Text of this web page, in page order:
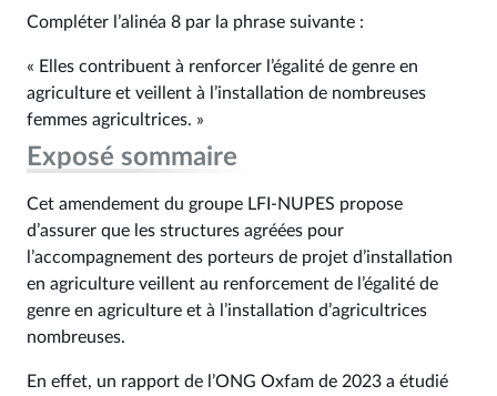
Compléter l’alinéa 8 par la phrase suivante :
« Elles contribuent à renforcer l’égalité de genre en
agriculture et veillent à l’installation de nombreuses
femmes agricultrices. »
Exposé sommaire
Cet amendement du groupe LFI-NUPES propose
d’assurer que les structures agréées pour
l’accompagnement des porteurs de projet d’installation
en agriculture veillent au renforcement de l’égalité de
genre en agriculture et à l’installation d’agricultrices
nombreuses.
En effet, un rapport de l’ONG Oxfam de 2023 a étudié